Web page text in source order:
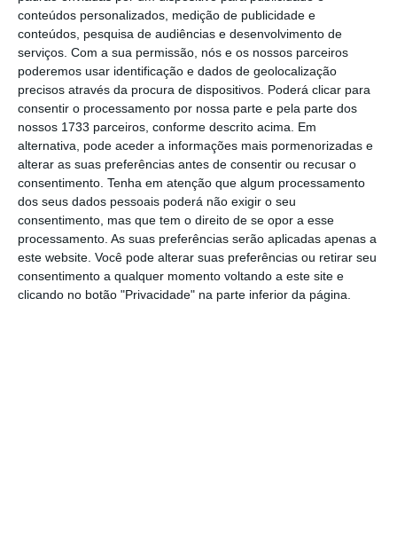
conteúdos personalizados, medição de publicidade e
conteúdos, pesquisa de audiências e desenvolvimento de
serviços. Com a sua permissão, nós e os nossos parceiros
poderemos usar identificação e dados de geolocalização
precisos através da procura de dispositivos. Poderá clicar para
consentir o processamento por nossa parte e pela parte dos
nossos 1733 parceiros, conforme descrito acima. Em
alternativa, pode aceder a informações mais pormenorizadas e
alterar as suas preferências antes de consentir ou recusar o
consentimento. Tenha em atenção que algum processamento
dos seus dados pessoais poderá não exigir o seu
consentimento, mas que tem o direito de se opor a esse
processamento. As suas preferências serão aplicadas apenas a
este website. Você pode alterar suas preferências ou retirar seu
consentimento a qualquer momento voltando a este site e
clicando no botão "Privacidade" na parte inferior da página.
“Em 2025, as regras atuais mantêm-se em
vigor e,em 2026, os contribuintes cujo valor
total do IUC seja inferior a 100 euros pagarão
em fevereiro. Se o valor for superior a 100
euros, pagarão em fevereiro e outubro,
metade em cada mês“, esclareceu Joaquim
Miranda Sarmento. Ainda assim, “quem quiser
pagar antes poderá fazê-lo”, salvaguardou o
governante.
O regime é semelhante ao do Imposto